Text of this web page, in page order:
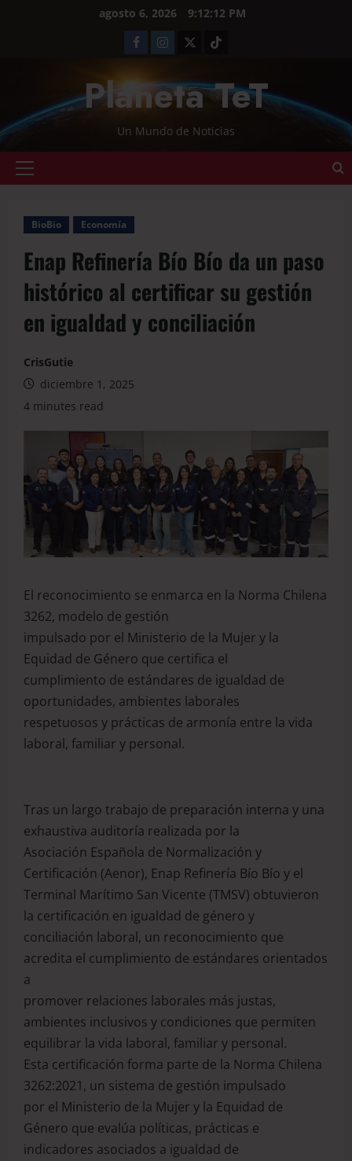
agosto 6, 2026 9:12:13 PM
Planeta TeT
Un Mundo de Noticias
BioBio Economía
Enap Refinería Bío Bío da un paso
histórico al certificar su gestión
en igualdad y conciliación
CrisGutie
diciembre 1, 2025
4 minutes read
El reconocimiento se enmarca en la Norma Chilena
3262, modelo de gestión
impulsado por el Ministerio de la Mujer y la
Equidad de Género que certifica el
cumplimiento de estándares de igualdad de
oportunidades, ambientes laborales
respetuosos y prácticas de armonía entre la vida
laboral, familiar y personal.
Tras un largo trabajo de preparación interna y una
exhaustiva auditoría realizada por la
Asociación Española de Normalización y
Certificación (Aenor), Enap Refinería Bío Bío y el
Terminal Marítimo San Vicente (TMSV) obtuvieron
la certificación en igualdad de género y
conciliación laboral, un reconocimiento que
acredita el cumplimiento de estándares orientados
a
promover relaciones laborales más justas,
ambientes inclusivos y condiciones que permiten
equilibrar la vida laboral, familiar y personal.
Esta certificación forma parte de la Norma Chilena
3262:2021, un sistema de gestión impulsado
por el Ministerio de la Mujer y la Equidad de
Género que evalúa políticas, prácticas e
indicadores asociados a igualdad de